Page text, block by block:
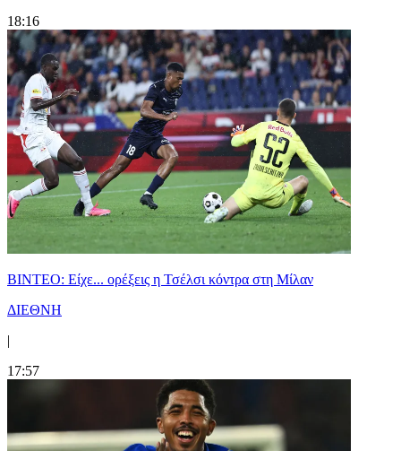
18:16
BINTEO: Είχε... ορέξεις η Τσέλσι κόντρα στη Μίλαν
ΔΙΕΘΝΗ
|
17:57